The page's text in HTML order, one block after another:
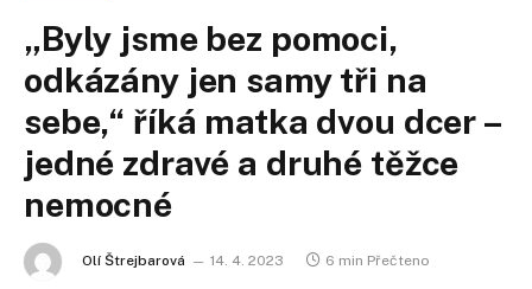
„Byly jsme bez pomoci,
odkázány jen samy tři na
sebe,“ říká matka dvou dcer –
jedné zdravé a druhé těžce
nemocné
Olí Štrejbarová 14. 4. 2023 6 min Přečteno